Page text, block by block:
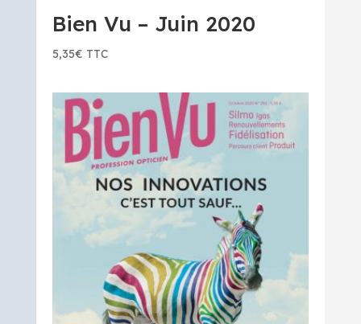
Bien Vu – Juin 2020
5,35€ TTC